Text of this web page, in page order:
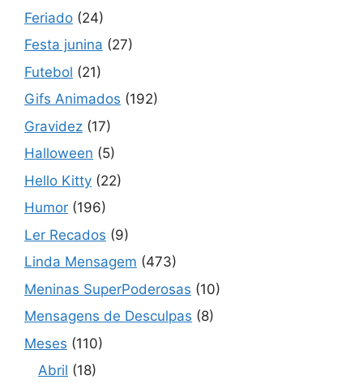
Feriado (24)
Festa junina (27)
Futebol (21)
Gifs Animados (192)
Gravidez (17)
Halloween (5)
Hello Kitty (22)
Humor (196)
Ler Recados (9)
Linda Mensagem (473)
Meninas SuperPoderosas (10)
Mensagens de Desculpas (8)
Meses (110)
Abril (18)